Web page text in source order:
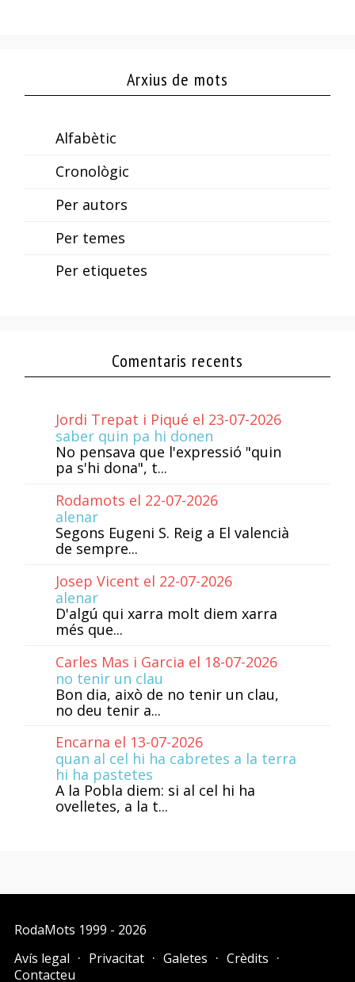
Arxius de mots
Alfabètic
Cronològic
Per autors
Per temes
Per etiquetes
Comentaris recents
Jordi Trepat i Piqué el 23-07-2026
saber quin pa hi donen
No pensava que l'expressió "quin
pa s'hi dona", t...
Rodamots el 22-07-2026
alenar
Segons Eugeni S. Reig a El valencià
de sempre...
Josep Vicent el 22-07-2026
alenar
D'algú qui xarra molt diem xarra
més que...
Carles Mas i Garcia el 18-07-2026
no tenir un clau
Bon dia, això de no tenir un clau,
no deu tenir a...
Encarna el 13-07-2026
quan al cel hi ha cabretes a la terra
hi ha pastetes
A la Pobla diem: si al cel hi ha
ovelletes, a la t...
RodaMots 1999 - 2026
Avís legal
Privacitat Galetes
Crèdits
Contacteu